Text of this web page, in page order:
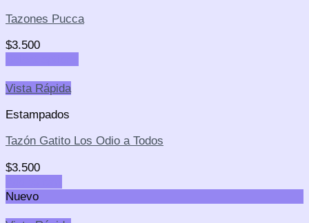
Tazones Pucca
$3.500
Vista Rápida
Estampados
Tazón Gatito Los Odio a Todos
$3.500
Nuevo